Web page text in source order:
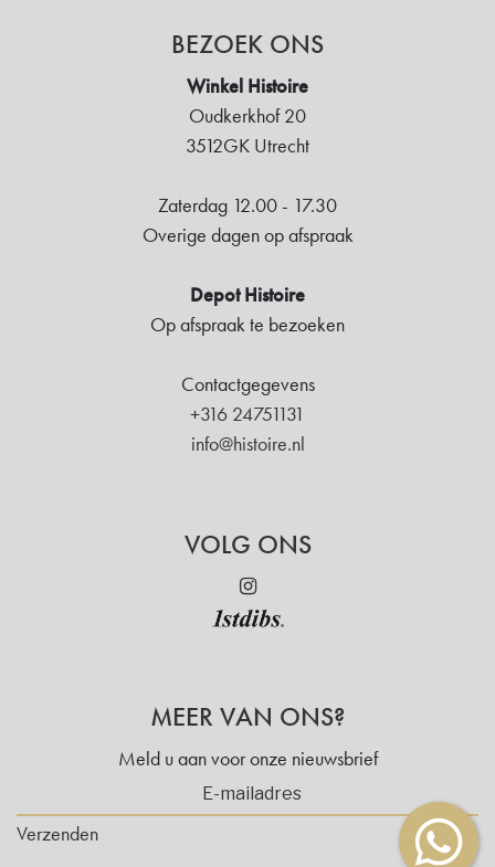
BEZOEK ONS
Winkel Histoire
Oudkerkhof 20
3512GK Utrecht
Zaterdag 12.00 - 17.30
Overige dagen op afspraak
Depot Histoire
Op afspraak te bezoeken
Contactgegevens
+316 24751131
info@histoire.nl
VOLG ONS
MEER VAN ONS?
Meld u aan voor onze nieuwsbrief